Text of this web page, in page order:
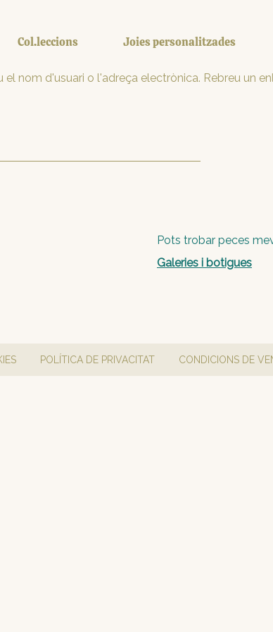
Col.leccions Joies personalitzades
nom d'usuari o l'adreça electrònica. Rebreu un
Pots trobar peces
Galeries i botigues
POLÍTICA DE PRIVACITAT CONDICIONS DE